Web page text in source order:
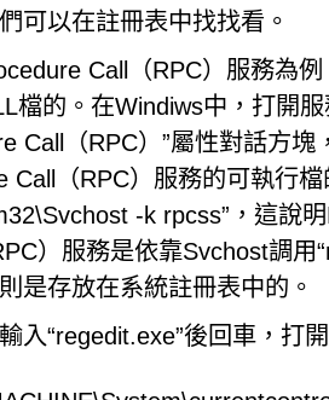
可以在註冊表中找找看。
Call（RPC）服務為
檔的。在Windiws中，打開
Call（RPC）”屬性對話方塊
Call（RPC）服務的可執行
-k rpcss”，這說
）服務是依靠Svchost調用
是存放在系統註冊表中的。
入“regedit.exe”後回車，打